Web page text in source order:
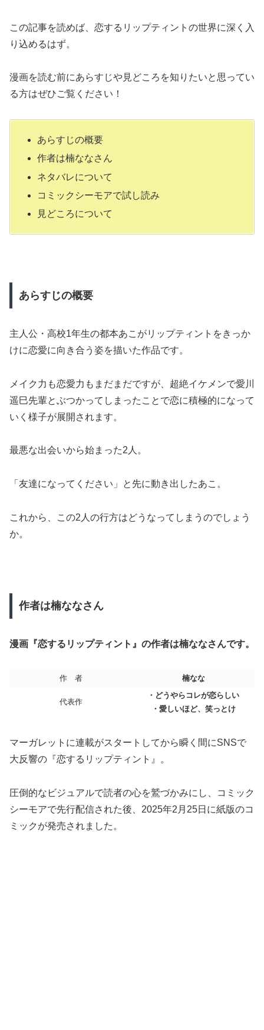
この記事を読めば、恋するリップティントの世界に深く入
り込めるはず。
漫画を読む前にあらすじや見どころを知りたいと思ってい
る方はぜひご覧ください！
あらすじの概要
作者は楠ななさん
ネタバレについて
コミックシーモアで試し読み
見どころについて
あらすじの概要
主人公・高校1年生の都本あこがリップティントをきっか
けに恋愛に向き合う姿を描いた作品です。
メイク力も恋愛力もまだまだですが、超絶イケメンで愛川
遥巳先輩とぶつかってしまったことで恋に積極的になって
いく様子が展開されます。
最悪な出会いから始まった2人。
「友達になってください」と先に動き出したあこ。
これから、この2人の行方はどうなってしまうのでしょう
か。
作者は楠ななさん
漫画『恋するリップティント』の作者は楠ななさんです。
作 者 楠なな
代表作
・どうやらコレが恋らしい
・愛しいほど、笑っとけ
マーガレットに連載がスタートしてから瞬く間にSNSで
大反響の『恋するリップティント』。
圧倒的なビジュアルで読者の心を鷲づかみにし、コミック
シーモアで先行配信された後、2025年2月25日に紙版のコ
ミックが発売されました。